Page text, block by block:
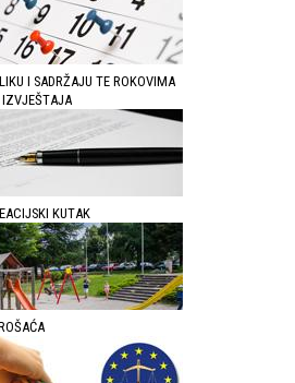
I SADRŽAJU TE ROKOVIMA
IZVJEŠTAJA
KUTAK